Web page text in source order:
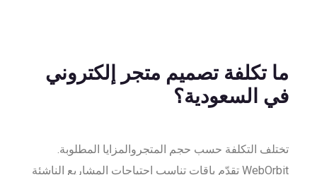
ما تكلفة تصميم متجر إلكتروني
في السعودية؟
تختلف التكلفة حسب حجم المتجروالمزايا المطلوبة.
WebOrbit تقدّم باقات تناسب احتياجات المشاريع الناشئة